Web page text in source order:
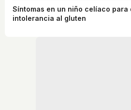
Síntomas en un niño celíaco para
intolerancia al gluten